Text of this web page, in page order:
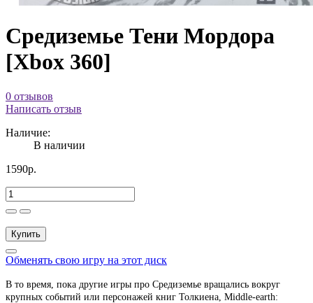
Средиземье Тени Мордора
[Xbox 360]
0 отзывов
Написать отзыв
Наличие:
В наличии
1590р.
Купить
Обменять свою игру на этот диск
В то время, пока другие игры про Средиземье вращались вокруг
крупных событий или персонажей книг Толкиена, Middle-earth: